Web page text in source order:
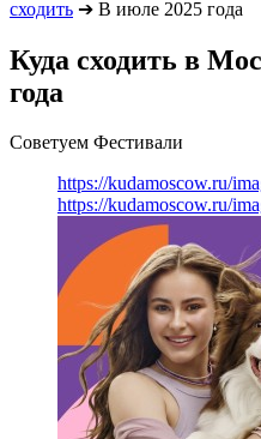
сходить ➔ В июле 2025 года
Куда сходить в
года
Советуем Фестивали
https://kudamoscow.ru/
https://kudamoscow.ru/